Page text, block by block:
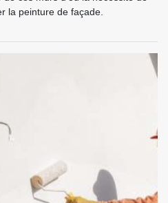
la peinture de façade.